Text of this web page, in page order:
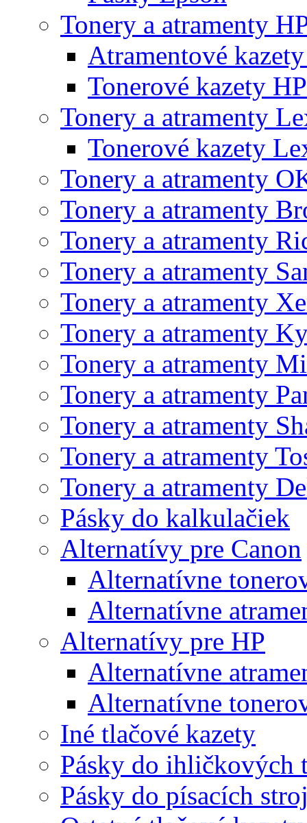
Tonery a atramenty
Atramentové
Tonerové kazety HP
Tonery a atramenty
Tonerové kazety
Tonery a atramenty
Tonery a atramenty
Tonery a atramenty
Tonery a atramenty
Tonery a atramenty
Tonery a atramenty
Tonery a atramenty
Tonery a atramenty
Tonery a atramenty
Tonery a atramenty
Tonery a atramenty
Pásky do kalkulačiek
Alternatívy pre Canon
Alternatívne
Alternatívne
Alternatívy pre HP
Alternatívne
Alternatívne
Iné tlačové kazety
Pásky do ihličkových
Pásky do písacích